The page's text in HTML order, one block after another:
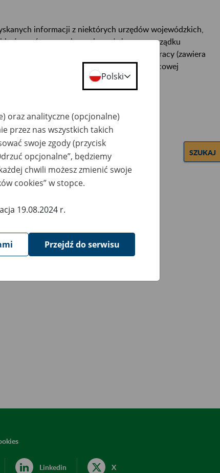
informacji z niektórych urzędów wojewódzkich,
państwowych, zawiera ułożone w porządku
bądź przekształconych zakładów pracy (zawiera
dokumentacji osobowej lub osobowej i płacowej
poniżej.
SZUKAJ
Linkedin X
Polski
oraz analityczne (opcjonalne)
przez nas wszystkich takich
swoje zgody (przycisk
opcjonalne”, będziemy
chwili możesz zmienić swoje
cookies” w stopce.
19.08.2024 r.
Przejdź do serwisu